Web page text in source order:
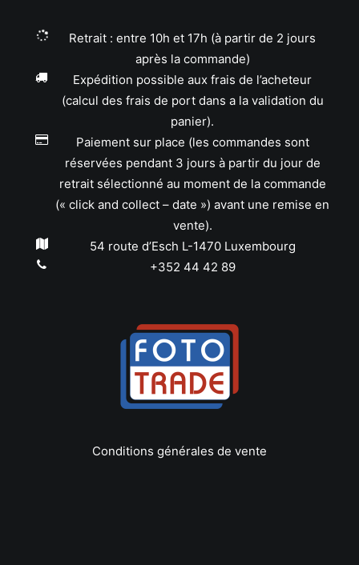
Retrait : entre 10h et 17h (à partir de 2 jours
après la commande)
Expédition possible aux frais de l’acheteur
(calcul des frais de port dans a la validation du
panier).
Paiement sur place (les commandes sont
réservées pendant 3 jours à partir du jour de
retrait sélectionné au moment de la commande
(« click and collect – date ») avant une remise en
vente).
54 route d’Esch L-1470 Luxembourg
+352 44 42 89
Conditions générales de vente